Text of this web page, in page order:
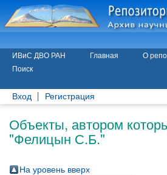
ИВиС ДВО РАН Главная О
Поиск
Вход Регистрация
Объекты, автором
"Фелицын С.Б."
На уровень вверх